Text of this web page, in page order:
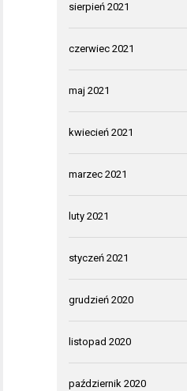
sierpień 2021
czerwiec 2021
maj 2021
kwiecień 2021
marzec 2021
luty 2021
styczeń 2021
grudzień 2020
listopad 2020
październik 2020